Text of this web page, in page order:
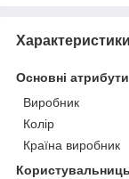
Характеристики
Основні атрибути
Виробник
Колір
Країна виробник